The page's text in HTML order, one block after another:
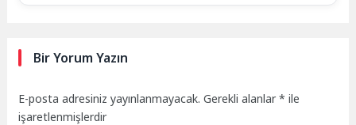
Bir Yorum Yazın
E-posta adresiniz yayınlanmayacak. Gerekli alanlar* ile
işaretlenmişlerdir